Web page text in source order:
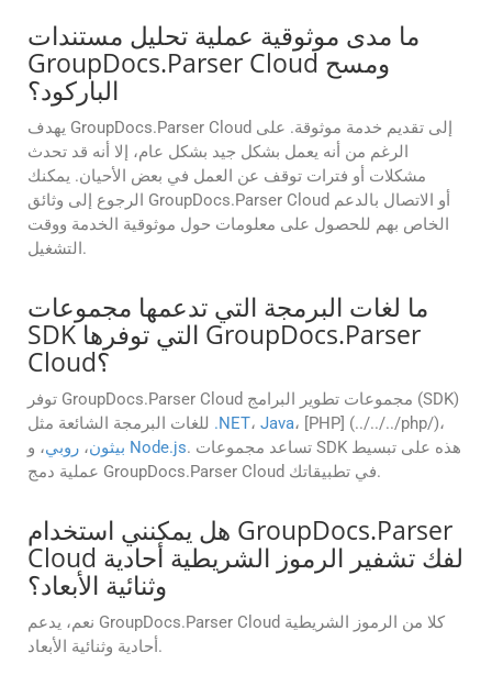
ما مدى موثوقية عملية تحليل مستندات
GroupDocs.Parser Cloud ومسح
الباركود؟
يهدف GroupDocs.Parser Cloud إلى تقديم خدمة موثوقة. على
الرغم من أنه يعمل بشكل جيد بشكل عام، إلا أنه قد تحدث
مشكلات أو فترات توقف عن العمل في بعض الأحيان. يمكنك
الرجوع إلى وثائق GroupDocs.Parser Cloud أو الاتصال بالدعم
الخاص بهم للحصول على معلومات حول موثوقية الخدمة ووقت
التشغيل.
ما لغات البرمجة التي تدعمها مجموعات
SDK التي توفرها GroupDocs.Parser
Cloud؟
توفر GroupDocs.Parser Cloud مجموعات تطوير البرامج (SDK)
.NET، Java، [PHP] (../../../php/)،
بيثون، روبي Node.js. تساعد مجموعات SDK هذه على تبسيط
عملية دمج GroupDocs.Parser Cloud في تطبيقاتك.
هل يمكنني استخدام GroupDocs.Parser
Cloud لفك تشفير الرموز الشريطية أحادية
وثنائية الأبعاد؟
نعم، يدعم GroupDocs.Parser Cloud كلا من الرموز الشريطية
أحادية وثنائية الأبعاد.